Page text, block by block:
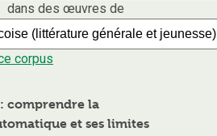
dans des œuvres de
corpus
comprendre la
et ses limites